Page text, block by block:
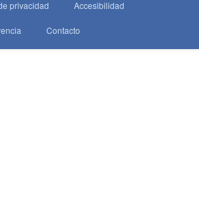
privacidad Accesibilidad
Contacto